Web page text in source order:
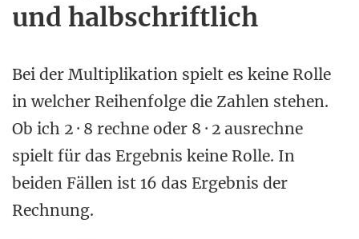
und halbschriftlich
Bei der Multiplikation spielt es keine Rolle
in welcher Reihenfolge die Zahlen stehen.
Ob ich 2 · 8 rechne oder 8 · 2 ausrechne
spielt für das Ergebnis keine Rolle. In
beiden Fällen ist 16 das Ergebnis der
Rechnung.